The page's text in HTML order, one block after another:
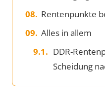
Rentenpunkte
Alles in allem
DDR-
Scheidung